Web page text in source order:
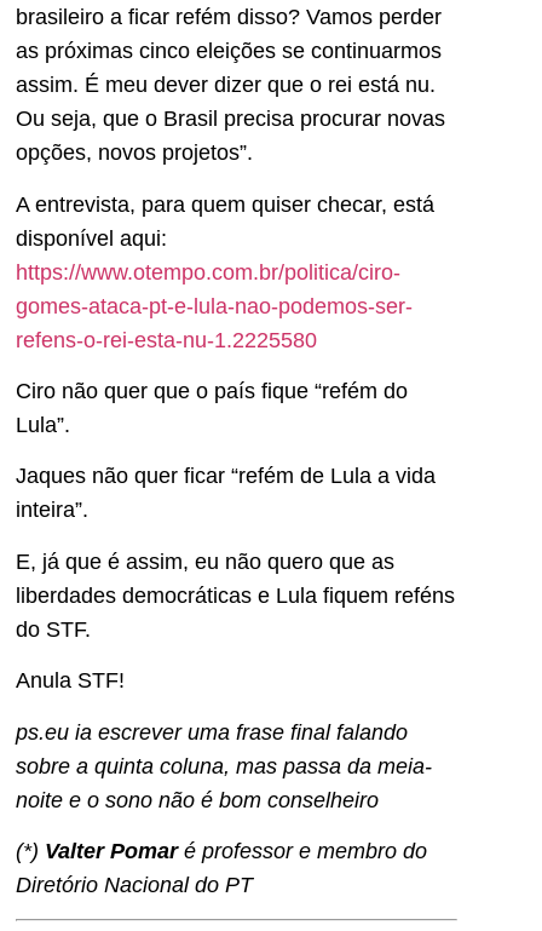
brasileiro a ficar refém disso? Vamos perder
as próximas cinco eleições se continuarmos
assim. É meu dever dizer que o rei está nu.
Ou seja, que o Brasil precisa procurar novas
opções, novos projetos”.
A entrevista, para quem quiser checar, está
disponível aqui:
https://www.otempo.com.br/politica/ciro-
gomes-ataca-pt-e-lula-nao-podemos-ser-
refens-o-rei-esta-nu-1.2225580
Ciro não quer que o país fique “refém do
Lula”.
Jaques não quer ficar “refém de Lula a vida
inteira”.
E, já que é assim, eu não quero que as
liberdades democráticas e Lula fiquem reféns
do STF.
Anula STF!
ps.eu ia escrever uma frase final falando
sobre a quinta coluna, mas passa da meia-
noite e o sono não é bom conselheiro
(*) Valter Pomaré professor e membro do
Diretório Nacional do PT